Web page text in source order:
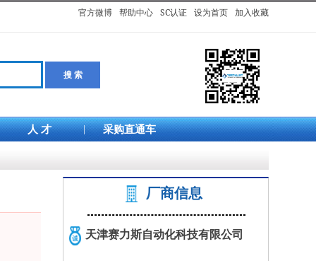
官方微博 帮助中心 SC认证 设为首页 加入收藏
人 才 | 采购直通车
厂商信息
天津赛力斯自动化科技有限公司